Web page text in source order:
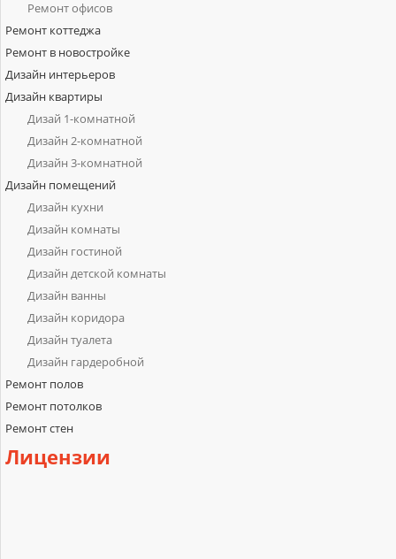
Ремонт офисов
Ремонт коттеджа
Ремонт в новостройке
Дизайн интерьеров
Дизайн квартиры
Дизай 1-комнатной
Дизайн 2-комнатной
Дизайн 3-комнатной
Дизайн помещений
Дизайн кухни
Дизайн комнаты
Дизайн гостиной
Дизайн детской комнаты
Дизайн ванны
Дизайн коридора
Дизайн туалета
Дизайн гардеробной
Ремонт полов
Ремонт потолков
Ремонт стен
Лицензии